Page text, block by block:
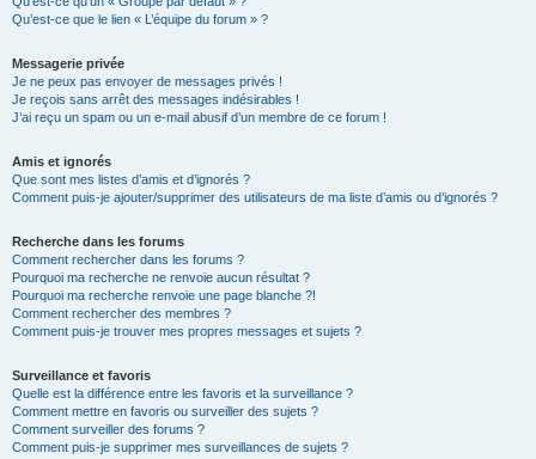
Qu’est-ce que le lien « L’équipe du forum » ?
Messagerie privée
Je ne peux pas envoyer de messages privés !
Je reçois sans arrêt des messages indésirables !
J’ai reçu un spam ou un e-mail abusif d’un membre de ce forum !
Amis et ignorés
Que sont mes listes d’amis et d’ignorés ?
Comment puis-je ajouter/supprimer des utilisateurs de ma liste d’amis ou d’ignorés ?
Recherche dans les forums
Comment rechercher dans les forums ?
Pourquoi ma recherche ne renvoie aucun résultat ?
Pourquoi ma recherche renvoie une page blanche ?!
Comment rechercher des membres ?
Comment puis-je trouver mes propres messages et sujets ?
Surveillance et favoris
Quelle est la différence entre les favoris et la surveillance ?
Comment mettre en favoris ou surveiller des sujets ?
Comment surveiller des forums ?
Comment puis-je supprimer mes surveillances de sujets ?